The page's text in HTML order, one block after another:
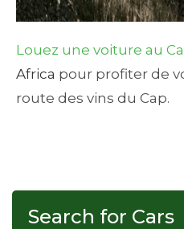
Search for Cars
Louez une voiture au
Africa pour profiter de
route des vins du Cap.